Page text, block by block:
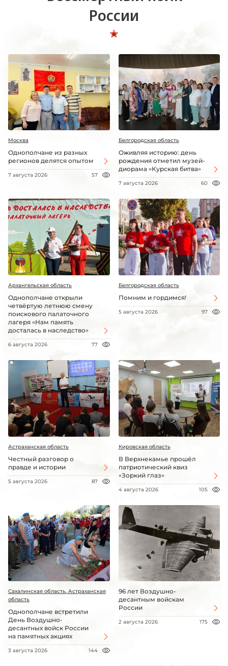
России
Москва
Однополчане из разных
регионов делятся опытом
7 августа 2026 57
Белгородская область
Оживляя историю: день
рождения отметил музей-
диорама «Курская битва»
7 августа 2026 60
Архангельская область
Однополчане открыли
четвёртую летнюю смену
поискового палаточного
лагеря «Нам память
досталась в наследство»
6 августа 2026 77
Белгородская область
Помним и гордимся!
5 августа 2026 97
Астраханская область
Честный разговор о
правде и истории
5 августа 2026 87
Кировская область
В Верхнекамье прошёл
патриотический квиз
«Зоркий глаз»
4 августа 2026 105
Сахалинская область, Астраханская
область
Однополчане встретили
День Воздушно-
десантных войск России
на памятных акциях
3 августа 2026 144
96 лет Воздушно-
десантным войскам
России
2 августа 2026 175